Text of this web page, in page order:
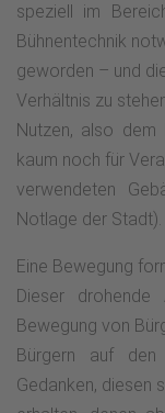
speziell im
Bühnentechnik
geworden – und
Verhältnis zu
Nutzen, also dem
kaum noch für
verwendeten
Notlage der Stadt).
Eine Bewegung
Dieser
Bewegung von
Bürgern auf
Gedanken, diesen